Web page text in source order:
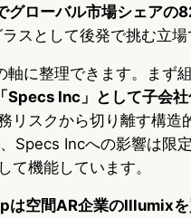
ローバル市場シェアの
スとして後発で挑む立場
に整理できます。まず
Inc」として子会社
リスクから切り離す構造
Specs Incへの影響は限
て機能しています。
空間AR企業のIllumixを